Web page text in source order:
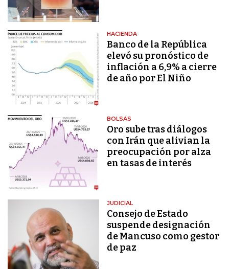
HACIENDA
Banco de la República
elevó su pronóstico de
inflación a 6,9% a cierre
de año por El Niño
BOLSAS
Oro sube tras diálogos
con Irán que alivian la
preocupación por alza
en tasas de interés
JUDICIAL
Consejo de Estado
suspende designación
de Mancuso como gestor
de paz